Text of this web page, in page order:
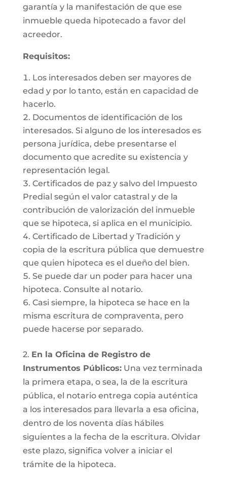
garantía y la manifestación de que ese
inmueble queda hipotecado a favor del
acreedor.
Requisitos:
Los interesados deben ser mayores de
edad y por lo tanto, están en capacidad de
hacerlo.
Documentos de identificación de los
interesados. Si alguno de los interesados es
persona jurídica, debe presentarse el
documento que acredite su existencia y
representación legal.
Certificados de paz y salvo del Impuesto
Predial según el valor catastral y de la
contribución de valorización del inmueble
que se hipoteca, si aplica en el municipio.
Certificado de Libertad y Tradición y
copia de la escritura pública que demuestre
que quien hipoteca es el dueño del bien.
Se puede dar un poder para hacer una
hipoteca. Consulte al notario.
Casi siempre, la hipoteca se hace en la
misma escritura de compraventa, pero
puede hacerse por separado.
2. En la Oficina de Registro de
Instrumentos Públicos:Una vez terminada
la primera etapa, o sea, la de la escritura
pública, el notario entrega copia auténtica
a los interesados para llevarla a esa oficina,
dentro de los noventa días hábiles
siguientes a la fecha de la escritura. Olvidar
este plazo, significa volver a iniciar el
trámite de la hipoteca.